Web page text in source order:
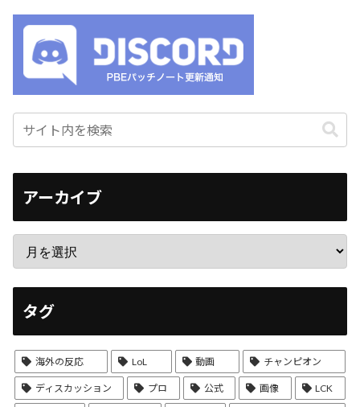
アーカイブ
タグ
海外の反応 LoL 動画 チャンピオン
ディスカッション プロ 公式 画像 LCK